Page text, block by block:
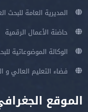
المديرية العامة للبحث
حاضنة الأعمال الرقمية
الوكالة الموضوعاتية
فضاء التعليم العالي و
الموقع